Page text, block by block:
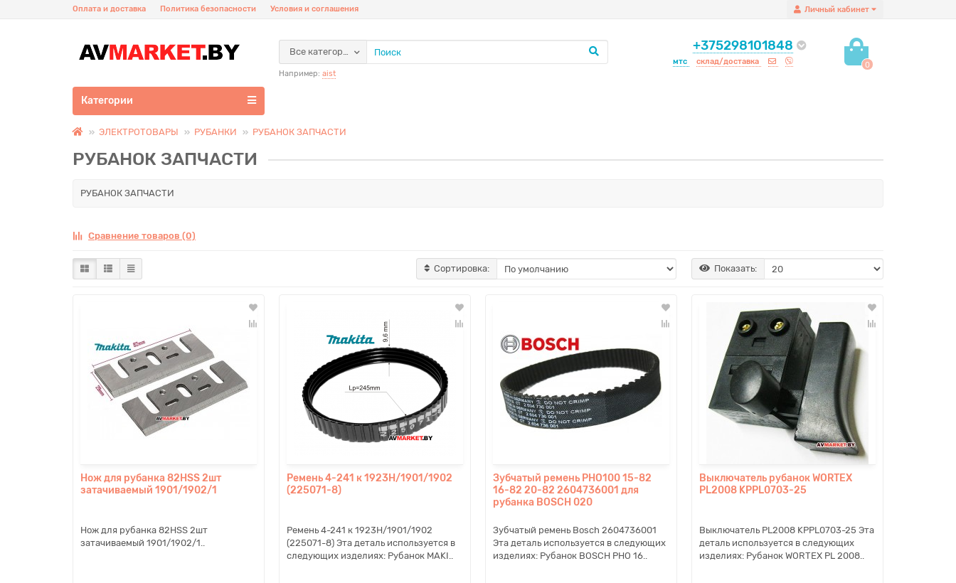
Личный кабинет
Оплата и доставка Политика безопасности Условия и соглашения
+375298101848
мтс склад/доставка 0
Все категории
Например: aist
Категории
ЭЛЕКТРОТОВАРЫ РУБАНКИ РУБАНОК ЗАПЧАСТИ
РУБАНОК ЗАПЧАСТИ
РУБАНОК ЗАПЧАСТИ
Сравнение товаров (0)
Сортировка: Показать:
Нож для рубанка 82HSS 2шт
затачиваемый 1901/1902/1
Нож для рубанка 82HSS 2шт
затачиваемый 1901/1902/1..
Ремень 4-241 к 1923H/1901/1902
(225071-8)
Ремень 4-241 к 1923H/1901/1902
(225071-8) Эта деталь используется в
следующих изделиях: Рубанок MAKI..
Зубчатый ремень PHO100 15-82
16-82 20-82 2604736001 для
рубанка BOSCH 020
Зубчатый ремень Bosch 2604736001
Эта деталь используется в следующих
изделиях: Рубанок BOSCH PHO 16..
Выключатель рубанок WORTEX
PL2008 KPPL0703-25
Выключатель PL2008 KPPL0703-25 Эта
деталь используется в следующих
изделиях: Рубанок WORTEX PL 2008..